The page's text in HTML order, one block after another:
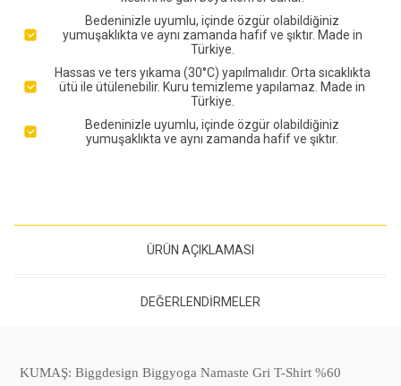
Bedeninizle uyumlu, içinde özgür olabildiğiniz
yumuşaklıkta ve aynı zamanda hafif ve şıktır. Made in
Türkiye.
Hassas ve ters yıkama (30°C) yapılmalıdır. Orta sıcaklıkta
ütü ile ütülenebilir. Kuru temizleme yapılamaz. Made in
Türkiye.
Bedeninizle uyumlu, içinde özgür olabildiğiniz
yumuşaklıkta ve aynı zamanda hafif ve şıktır.
ÜRÜN AÇIKLAMASI
DEĞERLENDIRMELER
KUMAŞ: Biggdesign Biggyoga Namaste Gri T-Shirt %60